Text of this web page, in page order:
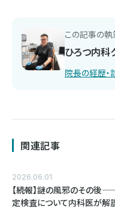
この記事の執
ひろつ内科
院長の経歴・
関連記事
2026.06.01
【続報】謎の風邪のその
定検査について内科医が解